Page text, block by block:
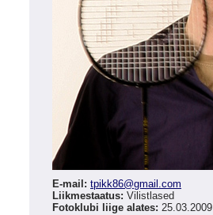
E-mail: tpikk86@gmail.com
Liikmestaatus: Vilistlased
Fotoklubi liige alates: 25.03.2009